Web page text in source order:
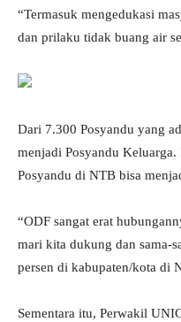
“Termasuk mengedukasi
dan prilaku tidak buang air
Dari 7.300 Posyandu yang
menjadi Posyandu
Posyandu di NTB bisa
“ODF sangat erat
mari kita dukung dan sama-
persen di kabupaten/kota di
Sementara itu, Perwakil